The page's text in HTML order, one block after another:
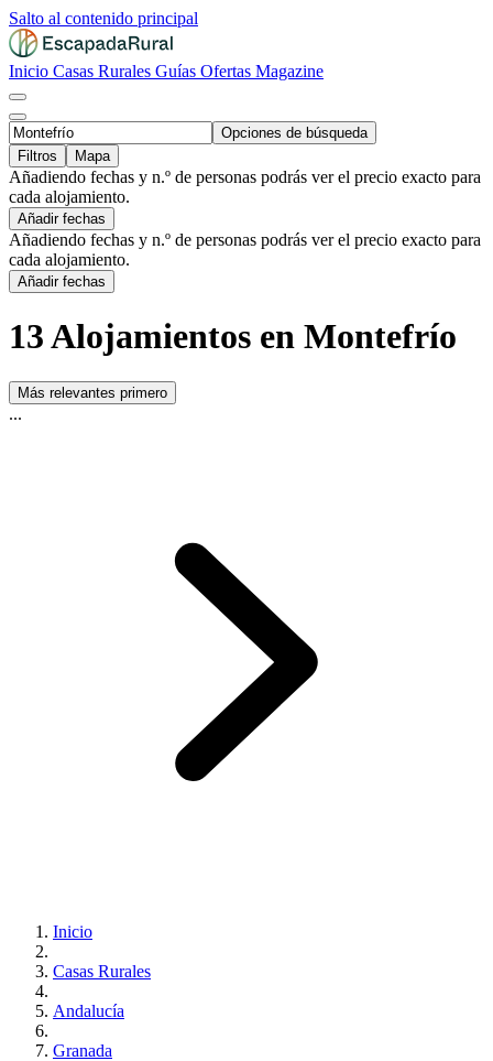
Salto al contenido principal
Inicio Casas Rurales Guías Ofertas Magazine
Opciones de búsqueda
Filtros
Mapa
Añadiendo fechas y n.º de personas podrás ver el precio exacto para
cada alojamiento.
Añadir fechas
Añadiendo fechas y n.º de personas podrás ver el precio exacto para
cada alojamiento.
Añadir fechas
13 Alojamientos en Montefrío
Más relevantes primero
...
Inicio
Casas Rurales
Andalucía
Granada